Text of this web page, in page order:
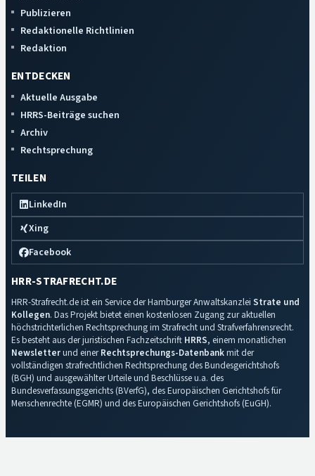
Publizieren
Redaktionelle Richtlinien
Redaktion
ENTDECKEN
Aktuelle Ausgabe
HRRS-Beiträge suchen
Archiv
Rechtsprechung
TEILEN
LinkedIn
Xing
Facebook
HRR-STRAFRECHT.DE
HRR-Strafrecht.de ist ein Service der Hamburger Anwaltskanzlei Strate und
Kollegen. Das Projekt bietet einen kostenlosen Zugang zur aktuellen
höchstrichterlichen Rechtsprechung im Strafrecht und Strafverfahrensrecht.
Es besteht aus der juristischen Fachzeitschrift HRRS, einem monatlichen
Newsletterund einerRechtsprechungs-Datenbankmit der
vollständigen strafrechtlichen Rechtsprechung des Bundesgerichtshofs
(BGH) und ausgewählter Urteile und Beschlüsse u.a. des
Bundesverfassungsgerichts (BVerfG), des Europäischen Gerichtshofs für
Menschenrechte (EGMR) und des Europäischen Gerichtshofs (EuGH).